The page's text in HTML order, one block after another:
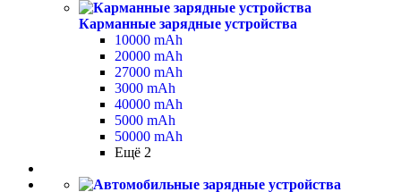
Карманные зарядные устройства
10000 mAh
20000 mAh
27000 mAh
3000 mAh
40000 mAh
5000 mAh
50000 mAh
Ещё 2